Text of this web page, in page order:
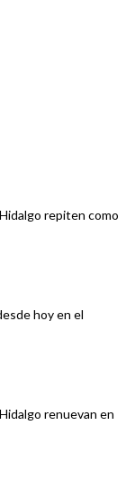
repiten como
hoy en el
renuevan en